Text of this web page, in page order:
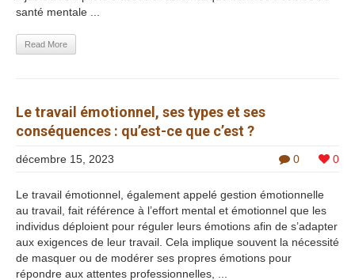
santé mentale ...
Read More
Le travail émotionnel, ses types et ses
conséquences : qu’est-ce que c’est ?
0 0
décembre 15, 2023
Le travail émotionnel, également appelé gestion émotionnelle
au travail, fait référence à l’effort mental et émotionnel que les
individus déploient pour réguler leurs émotions afin de s’adapter
aux exigences de leur travail. Cela implique souvent la nécessité
de masquer ou de modérer ses propres émotions pour
répondre aux attentes professionnelles, ...